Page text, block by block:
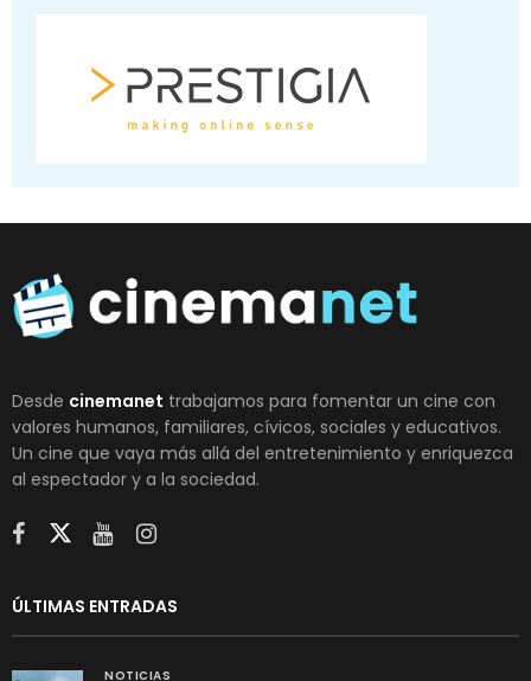
Desde cinemanet trabajamos para fomentar un cine con
valores humanos, familiares, cívicos, sociales y educativos.
Un cine que vaya más allá del entretenimiento y enriquezca
al espectador y a la sociedad.
ÚLTIMAS ENTRADAS
NOTICIAS